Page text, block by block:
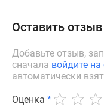
Оставить отзыв
Добавьте отзыв,
сначала войдите на
автоматически
Оценка *